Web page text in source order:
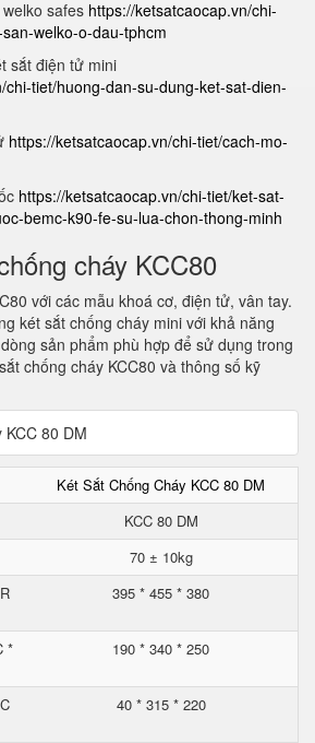
safes https://ketsatcaocap.vn/chi-
welko-o-dau-tphcm
sắt điện tử mini
chi-tiet/huong-dan-su-dung-ket-sat-dien-
https://ketsatcaocap.vn/chi-tiet/cach-mo-
https://ketsatcaocap.vn/chi-tiet/ket-sat-
bemc-k90-fe-su-lua-chon-thong-minh
cháy KCC80
với các mẫu khoá cơ, điện tử, vân tay.
két sắt chống cháy mini với khả năng
sản phẩm phù hợp để sử dụng trong
chống cháy KCC80 và thông số kỹ
Két Sắt Chống Cháy KCC 80 DM
KCC 80 DM
70 ± 10kg
395 * 455 * 380
*
190 * 340 * 250
40 * 315 * 220